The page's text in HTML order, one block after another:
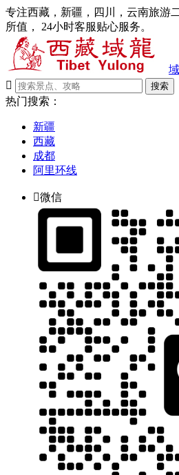
专注西藏，新疆，四川，云南旅游
所值， 24小时客服贴心服务。

搜索
热门搜索：
新疆
西藏
成都
阿里环线
微信